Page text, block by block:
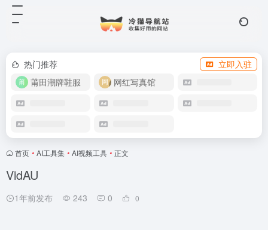
热门推荐
立即入驻
莆田潮牌鞋服
网红写真馆
首页 • AI工具集 • AI视频工具 • 正文
VidAU
1年前发布 243 0 0